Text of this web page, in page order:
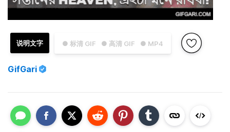
● 标清 GIF ● 高清 GIF ● MP4
说明文字
GifGari